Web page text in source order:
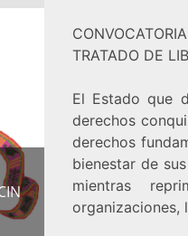
TRATADO DE
El Estado que
derechos
derechos
bienestar de
mientras
organizaciones,